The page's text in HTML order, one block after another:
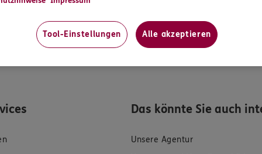
Vorsorge Lebensversicherung AG sehr daran interessiert,
Folgen einer Verletzung Ihrer gesetzlichen
Das könnte Sie auch
Unsere Agentur
Tool-Einstellungen Alle akzeptieren